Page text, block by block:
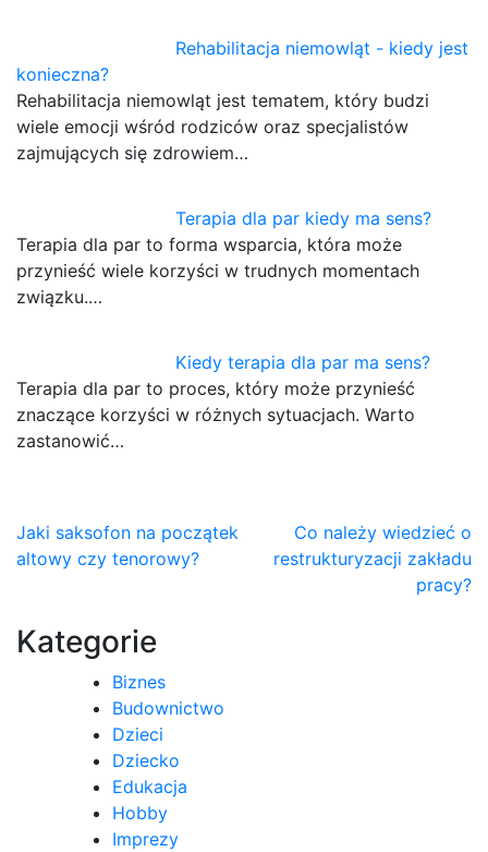
Rehabilitacja niemowląt - kiedy jest
konieczna?
Rehabilitacja niemowląt jest tematem, który budzi
wiele emocji wśród rodziców oraz specjalistów
zajmujących się zdrowiem…
Terapia dla par kiedy ma sens?
Terapia dla par to forma wsparcia, która może
przynieść wiele korzyści w trudnych momentach
związku.…
Kiedy terapia dla par ma sens?
Terapia dla par to proces, który może przynieść
znaczące korzyści w różnych sytuacjach. Warto
zastanowić…
Nawigacja
wpisu
Jaki saksofon na początek
altowy czy tenorowy?
Co należy wiedzieć o
restrukturyzacji zakładu
pracy?
Kategorie
Biznes
Budownictwo
Dzieci
Dziecko
Edukacja
Hobby
Imprezy